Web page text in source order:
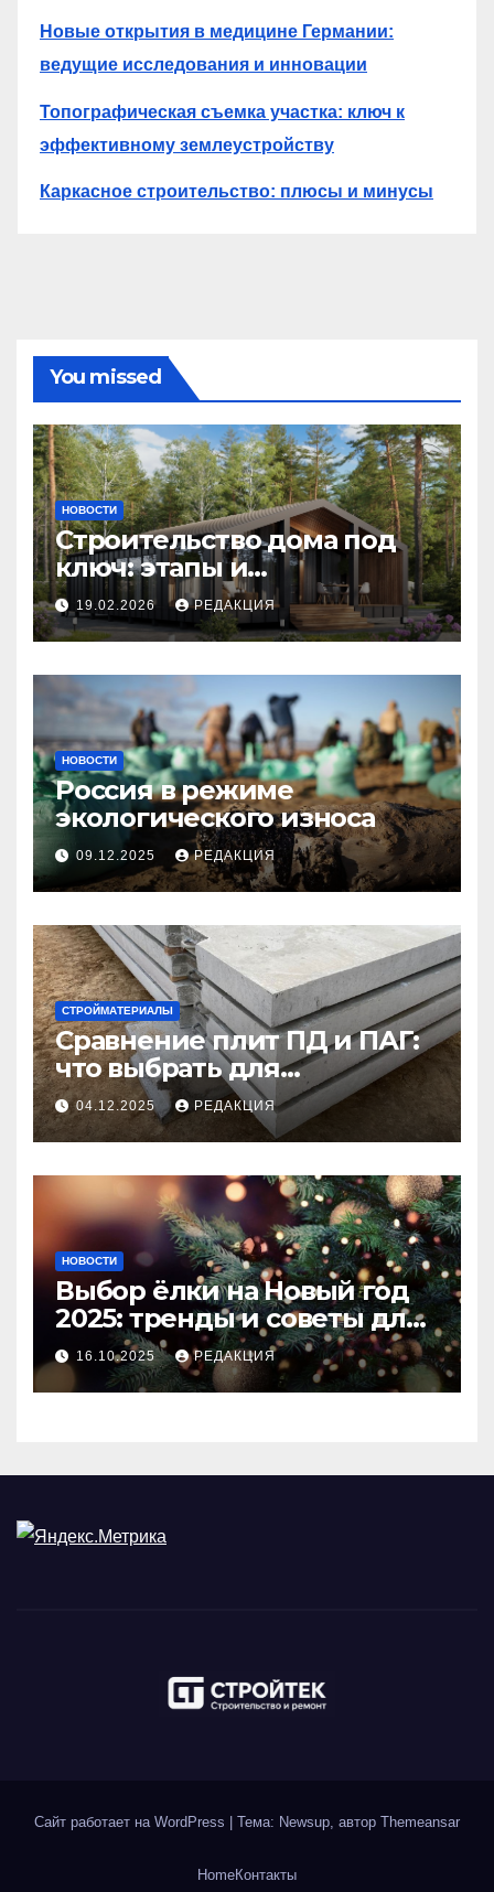
Новые открытия в медицине Германии:
ведущие исследования и инновации
Топографическая съемка участка: ключ к
эффективному землеустройству
Каркасное строительство: плюсы и минусы
You missed
НОВОСТИ
Строительство дома под
ключ: этапы и
планирование бюджета
19.02.2026 РЕДАКЦИЯ
НОВОСТИ
Россия в режиме
экологического износа
09.12.2025 РЕДАКЦИЯ
СТРОЙМАТЕРИАЛЫ
Сравнение плит ПД и ПАГ:
что выбрать для
долговечного и прочного
покрытия
04.12.2025 РЕДАКЦИЯ
НОВОСТИ
Выбор ёлки на Новый год
2025: тренды и советы для
идеального праздника
16.10.2025 РЕДАКЦИЯ
Сайт работает на WordPress Тема: Newsup, автор Themeansar
HomeКонтакты